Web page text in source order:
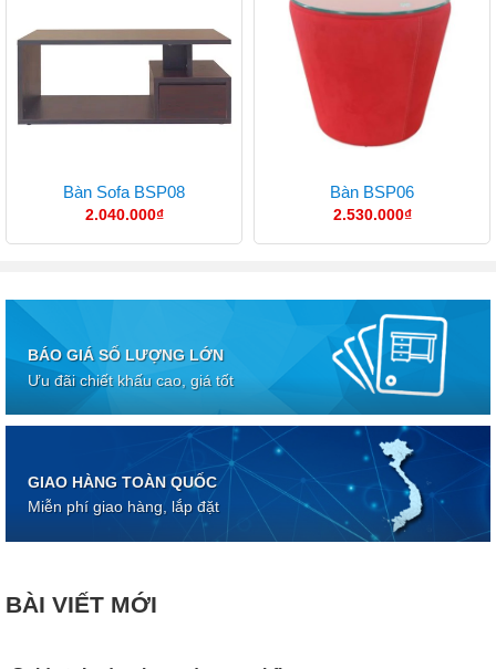
Bàn Sofa BSP08
2.040.000₫
Bàn BSP06
2.530.000₫
BÁO GIÁ SỐ LƯỢNG LỚN
Ưu đãi chiết khấu cao, giá tốt
GIAO HÀNG TOÀN QUỐC
Miễn phí giao hàng, lắp đặt
BÀI VIẾT MỚI